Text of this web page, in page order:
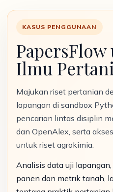
KASUS PENGGUNAAN
Ilmu
Majukan riset pertanian
lapangan di sandbox
pencarian lintas disiplin
dan OpenAlex, serta
untuk riset agrokimia.
Analisis data uji
panen dan metrik tanah,